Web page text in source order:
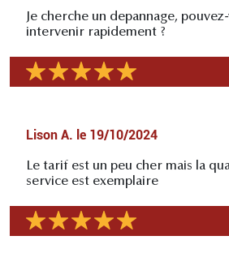
Je cherche un depannage,
intervenir rapidement ?
Lison A. le 19/10/2024
Le tarif est un peu cher mais la
service est exemplaire